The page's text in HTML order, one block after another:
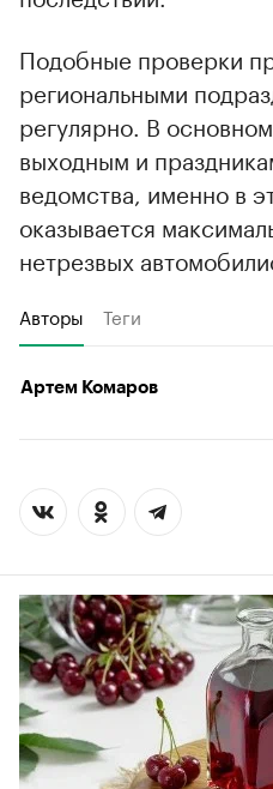
Подобные проверки
региональными
регулярно. В
выходным и
ведомства, именно в
оказывается
нетрезвых
Авторы Теги
Артем Комаров